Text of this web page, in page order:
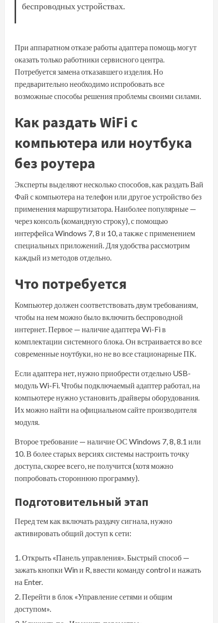
беспроводных устройствах.
При аппаратном отказе работы адаптера помощь могут
оказать только работники сервисного центра.
Потребуется замена отказавшего изделия. Но
предварительно необходимо испробовать все
возможные способы решения проблемы своими силами.
Как раздать WiFi с
компьютера или ноутбука
без роутера
Эксперты выделяют несколько способов, как раздать Вай
Фай с компьютера на телефон или другое устройство без
применениямаршрутизатора. Наиболее популярные —
через консоль (командную строку), с помощью
интерфейса Windows 7, 8 и 10, а также с применением
специальных приложений. Для удобства рассмотрим
каждый из методов отдельно.
Что потребуется
Компьютер должен соответствовать двум требованиям,
чтобы на нем можно было включить беспроводной
интернет. Первое — наличие адаптера Wi-Fi в
комплектации системного блока. Он встраивается во все
современные ноутбуки, но не во все стационарные ПК.
Если адаптера нет, нужно приобрести отдельно USB-
модуль Wi-Fi. Чтобы подключаемый адаптер работал, на
компьютере нужно установить драйверы оборудования.
Их можно найти на официальном сайте производителя
модуля.
Второе требование — наличие ОС Windows 7, 8, 8.1 или
10. В более старых версиях системы настроить точку
доступа, скорее всего, не получится (хотя можно
попробовать стороннюю программу).
Подготовительный этап
Перед тем как включать раздачу сигнала, нужно
активировать общий доступ к сети:
Открыть «Панель управления». Быстрый способ —
зажать кнопки Win и R, ввести команду control и нажать
на Enter.
Перейти в блок «Управление сетями и общим
доступом».